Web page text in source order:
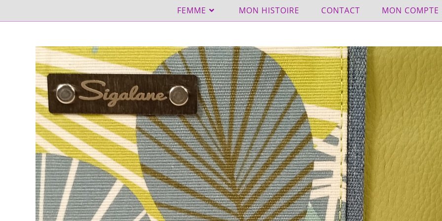
FEMME MON HISTOIRE CONTACT MON COMPTE